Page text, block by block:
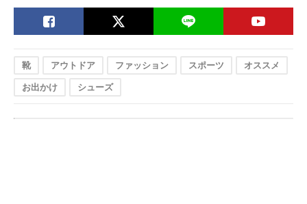
靴 アウトドア ファッション スポーツ オススメ
お出かけ シューズ